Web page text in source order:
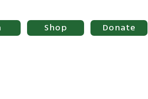
Donate
Shop